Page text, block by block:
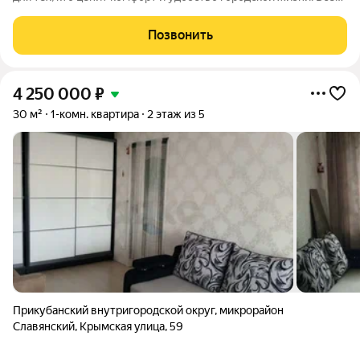
окажетесь в центре города через 15 минут. В шаговой
доступности
Позвонить
4 250 000 ₽
30 м² 1-комн. квартира 2 этаж из 5
Прикубанский внутригородской округ, микрорайон
Славянский, Крымская улица,59